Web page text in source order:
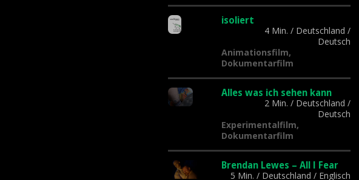
isoliert
4 Min. / Deutschland /
Deutsch
Animationsfilm,
Dokumentarfilm
Alles was ich sehen kann
2 Min. / Deutschland /
Deutsch
Experimentalfilm,
Dokumentarfilm
Brendan Lewes – All I Fear
5 Min. / Deutschland / Englisch